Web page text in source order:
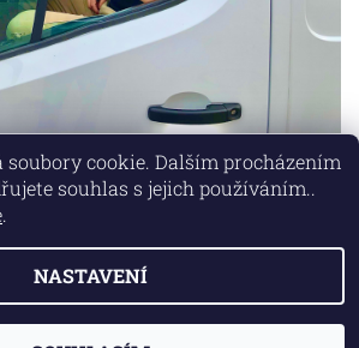
zajišťuje společnost X-VISION
MD, všechna práva vyhrazena
Vytvořil Shoptet
soubory cookie. Dalším procházením
souhlas s jejich používáním..
.
NASTAVENÍ